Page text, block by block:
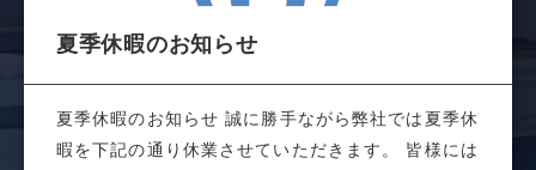
夏季休暇のお知らせ
夏季休暇のお知らせ 誠に勝手ながら弊社では夏季休
暇を下記の通り休業させていただきます。 皆様には